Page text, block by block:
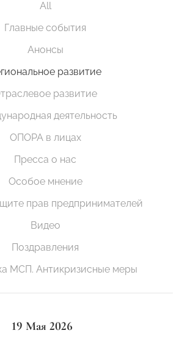
All
Главные события
Анонсы
развитие
развитие
деятельность
ОПОРА в лицах
Пресса о нас
Особое мнение
прав предпринимателей
Видео
Поздравления
МСП. Антикризисные меры
19 Мая 2026